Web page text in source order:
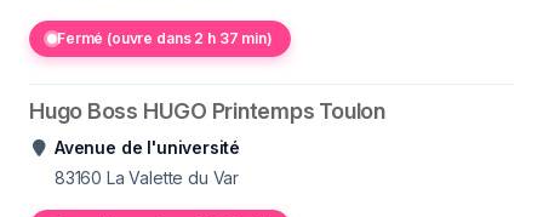
Fermé (ouvre dans 2 h 37 min)
Hugo Boss HUGO Printemps Toulon
Avenue de l'université
83160 La Valette du Var